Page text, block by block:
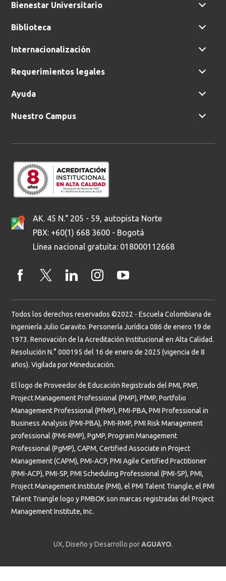
Bienestar Universitario
Biblioteca
Internacionalización
Requerimientos legales
Ayuda
Nuestro Campus
AK. 45 N.° 205 - 59, autopista Norte
PBX: +60(1) 668 3600 - Bogotá
Línea nacional gratuita: 018000112668
Todos los derechos reservados ©2022 - Escuela Colombiana de
Ingeniería Julio Garavito. Personería Jurídica 086 de enero 19 de
1973. Renovación de la Acreditación Institucional en Alta Calidad.
Resolución N.° 000195 del 16 de enero de 2025 (vigencia de 8
años). Vigilada por Mineducación.
El logo de Proveedor de Educación Registrado del PMI, PMP,
Project Management Professional (PMP), PfMP, Portfolio
Management Professional (PfMP), PMI-PBA, PMI Professional in
Business Analysis (PMI-PBA), PMI-RMP, PMI Risk Management
professional (PMI-RMP), PgMP, Program Management
Professional (PgMP), CAPM, Certified Associate in Project
Management (CAPM), PMI-ACP, PMI Agile Certified Practitioner
(PMI-ACP), PMI-SP, PMI Scheduling Professional (PMI-SP), PMI,
Project Management Institute (PMI), el PMI Talent Triangle, el PMI
Talent Triangle logo y PMBOK son marcas registradas del Project
Management Institute, Inc.
UX, Diseño y Desarrollo porAGUAYO.